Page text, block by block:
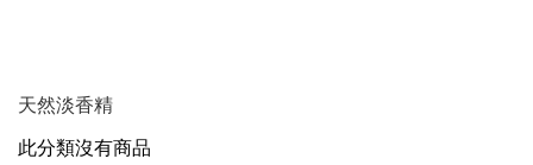
天然淡香精
此分類沒有商品